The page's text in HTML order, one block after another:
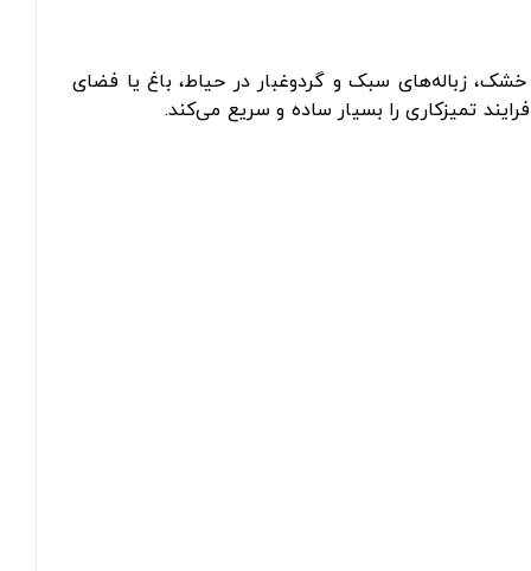
زباله‌های سبک و گردوغبار در حیاط، باغ یا فضای